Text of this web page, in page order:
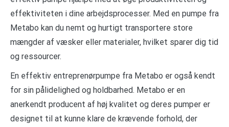
effektiviteten i dine arbejdsprocesser. Med en pumpe fra
Metabo kan du nemt og hurtigt transportere store
mængder af væsker eller materialer, hvilket sparer dig tid
og ressourcer.
En effektiv entreprenørpumpe fra Metabo er også kendt
for sin pålidelighed og holdbarhed. Metabo er en
anerkendt producent af høj kvalitet og deres pumper er
designet til at kunne klare de krævende forhold, der